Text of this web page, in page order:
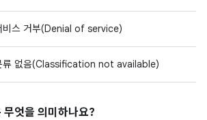
비스 거부(Denial of service)
류 없음(Classification not available)
엇을 의미하나요?